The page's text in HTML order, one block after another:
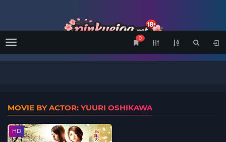
Menu
0
MOVIE BY ACTOR: YUURI OSHIKAWA
HD